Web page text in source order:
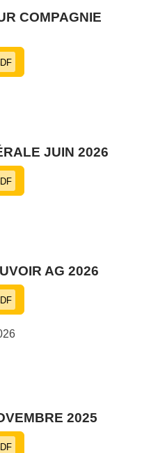
COMPAGNIE
JUIN 2026
AG 2026
2025